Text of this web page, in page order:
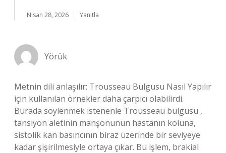
Nisan 28, 2026 Yanıtla
Yörük
Metnin dili anlaşılır; Trousseau Bulgusu Nasıl Yapılır
için kullanılan örnekler daha çarpıcı olabilirdi.
Burada söylenmek istenenle Trousseau bulgusu ,
tansiyon aletinin manşonunun hastanın koluna,
sistolik kan basıncının biraz üzerinde bir seviyeye
kadar şişirilmesiyle ortaya çıkar. Bu işlem, brakial